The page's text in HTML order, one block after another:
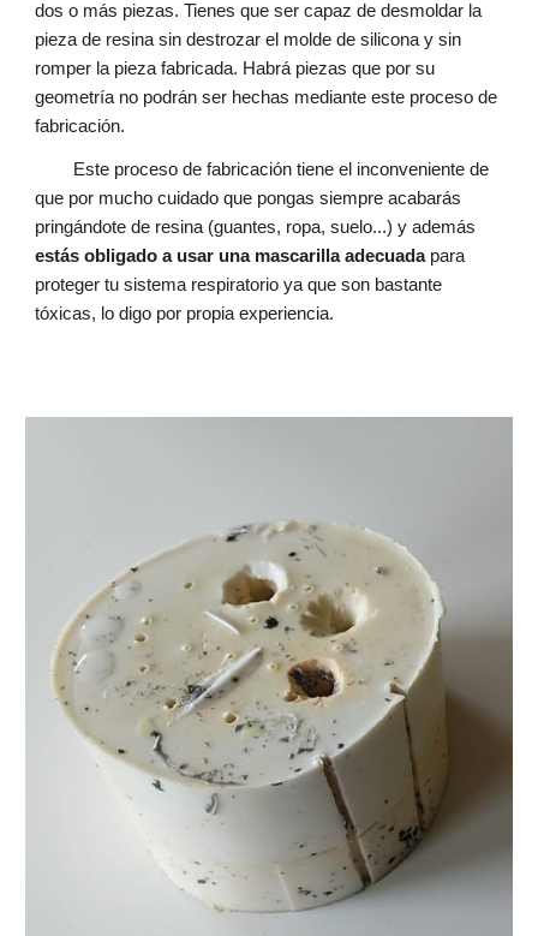
dos o más piezas. Tienes que ser capaz de desmoldar la
pieza de resina sin destrozar el molde de silicona y sin
romper la pieza fabricada. Habrá piezas que por su
geometría no podrán ser hechas mediante este proceso de
fabricación.
Este proceso de fabricación tiene el inconveniente de
que por mucho cuidado que pongas siempre acabarás
pringándote de resina (guantes, ropa, suelo...) y además
estás obligado a usar una mascarilla adecuadapara
proteger tu sistema respiratorio ya que son bastante
tóxicas, lo digo por propia experiencia.